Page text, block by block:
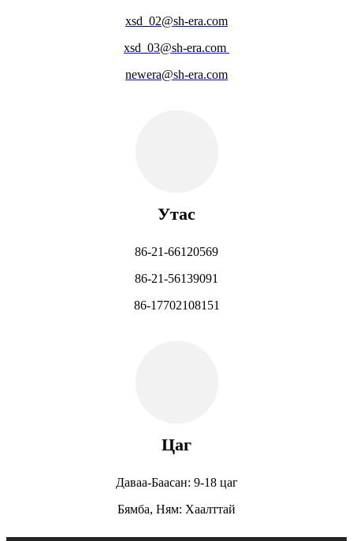
xsd_02@sh-era.com
xsd_03@sh-era.com
newera@sh-era.com
Утас
86-21-66120569
86-21-56139091
86-17702108151
Цаг
Даваа-Баасан: 9-18 цаг
Бямба, Ням: Хаалттай